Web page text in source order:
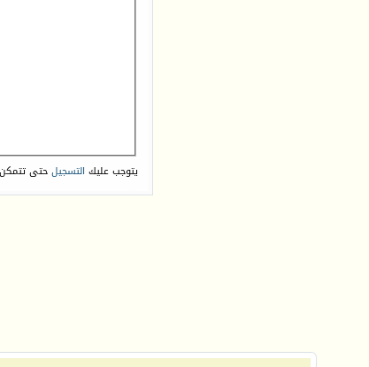
يتوجب عليك التسجيلحتى